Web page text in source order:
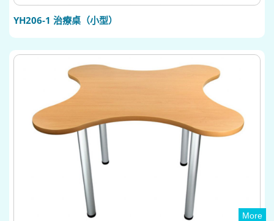
YH206-1 治療桌（小型）
More